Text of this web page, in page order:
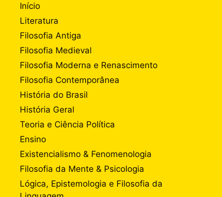
Início
Literatura
Filosofia Antiga
Filosofia Medieval
Filosofia Moderna e Renascimento
Filosofia Contemporânea
História do Brasil
História Geral
Teoria e Ciência Política
Ensino
Existencialismo & Fenomenologia
Filosofia da Mente & Psicologia
Lógica, Epistemologia e Filosofia da